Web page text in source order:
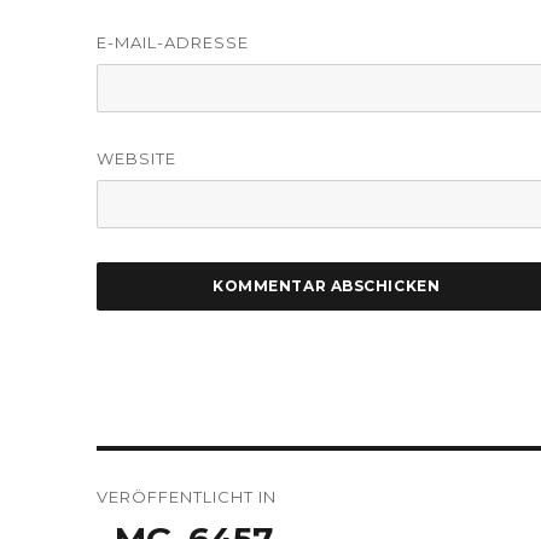
E-MAIL-ADRESSE
WEBSITE
VERÖFFENTLICHT IN